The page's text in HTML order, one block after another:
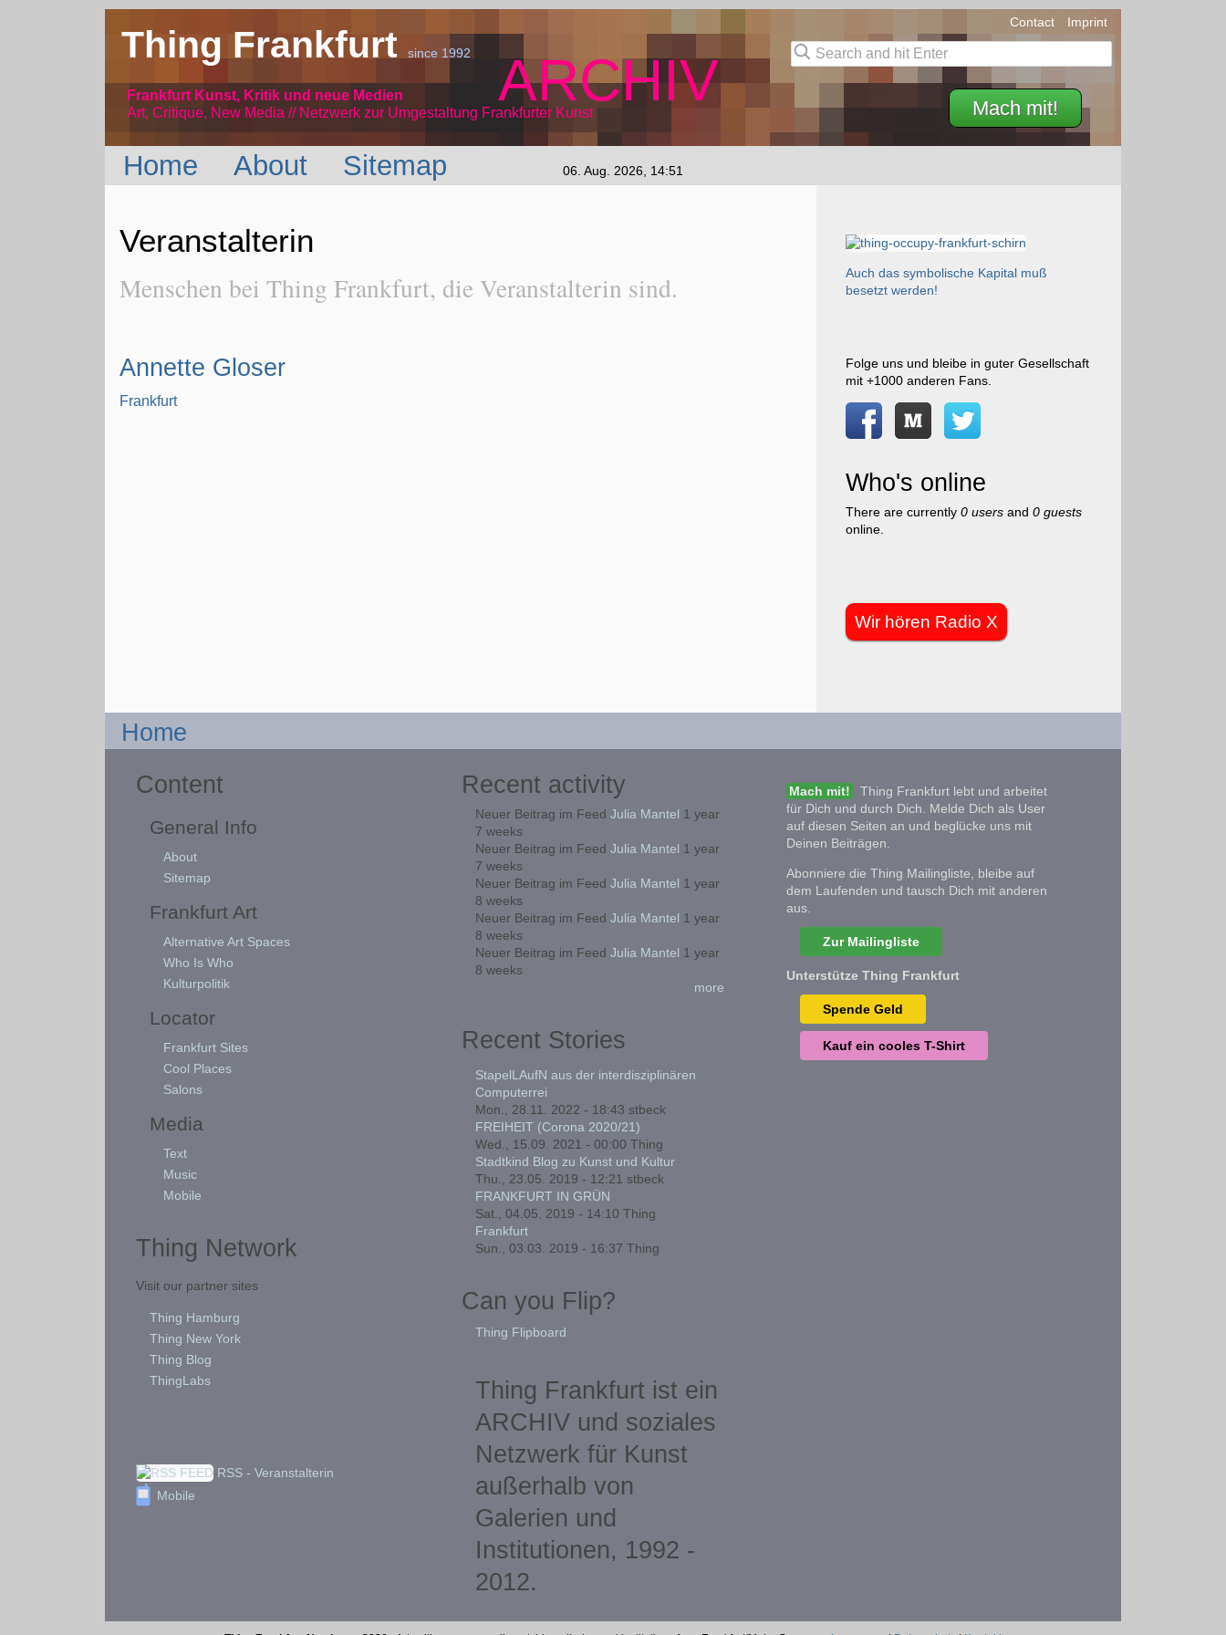
Thing Frankfurtsince 1992
Frankfurt Kunst, Kritik und neue Medien
Art, Critique, New Media // Netzwerk
ARCHIV
zur Umgestaltung Frankfurter Kunst Mach mit!
Contact Imprint
Home About Sitemap 06. Aug. 2026, 14:51
Veranstalterin
Menschen bei Thing Frankfurt, die Veranstalterin sind.
Annette Gloser
Frankfurt
Auch das symbolische Kapital muß
besetzt werden!
Folge uns und bleibe in guter Gesellschaft
mit +1000 anderen Fans.
Who's online
There are currently 0 usersand 0 guests
online.
Wir hören Radio X
Home
Content
General Info
About
Sitemap
Frankfurt Art
Alternative Art Spaces
Who Is Who
Kulturpolitik
Locator
Frankfurt Sites
Cool Places
Salons
Media
Text
Music
Mobile
Thing Network
Visit our partner sites
Thing Hamburg
Thing New York
Thing Blog
ThingLabs
RSS - Veranstalterin
Mobile
Recent activity
Neuer Beitrag im Feed Julia Mantel 1 year
7 weeks
Neuer Beitrag im Feed Julia Mantel 1 year
7 weeks
Neuer Beitrag im Feed Julia Mantel 1 year
8 weeks
Neuer Beitrag im Feed Julia Mantel 1 year
8 weeks
Neuer Beitrag im Feed Julia Mantel 1 year
8 weeks
more
Recent Stories
StapelLAufN aus der interdisziplinären
Computerrei
Mon., 28.11. 2022 - 18:43 stbeck
FREIHEIT (Corona 2020/21)
Wed., 15.09. 2021 - 00:00 Thing
Stadtkind Blog zu Kunst und Kultur
Thu., 23.05. 2019 - 12:21 stbeck
FRANKFURT IN GRÜN
Sat., 04.05. 2019 - 14:10 Thing
Frankfurt
Sun., 03.03. 2019 - 16:37 Thing
Can you Flip?
Thing Flipboard
Thing Frankfurt ist ein
ARCHIV und soziales
Netzwerk für Kunst
außerhalb von
Galerien und
Institutionen, 1992 -
2012.
Mach mit!
Thing Frankfurt lebt und arbeitet
für Dich und durch Dich. Melde Dich als User
auf diesen Seiten an und beglücke uns mit
Deinen Beiträgen.
Abonniere die Thing Mailingliste, bleibe auf
dem Laufenden und tausch Dich mit anderen
aus.
Zur Mailingliste
Unterstütze Thing Frankfurt
Spende Geld
Kauf ein cooles T-Shirt